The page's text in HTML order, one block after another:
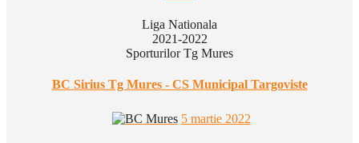
Liga Nationala
2021-2022
Sporturilor Tg Mures
BC Sirius Tg Mures - CS Municipal Targoviste
5 martie 2022